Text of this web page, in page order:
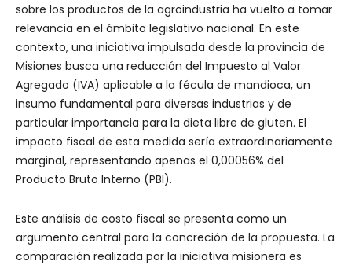
sobre los productos de la agroindustria ha vuelto a tomar
relevancia en el ámbito legislativo nacional. En este
contexto, una iniciativa impulsada desde la provincia de
Misiones busca una reducción del Impuesto al Valor
Agregado (IVA) aplicable a la fécula de mandioca, un
insumo fundamental para diversas industrias y de
particular importancia para la dieta libre de gluten. El
impacto fiscal de esta medida sería extraordinariamente
marginal, representando apenas el 0,00056% del
Producto Bruto Interno (PBI).
Este análisis de costo fiscal se presenta como un
argumento central para la concreción de la propuesta. La
comparación realizada por la iniciativa misionera es